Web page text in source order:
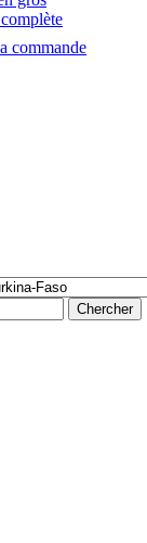
commande
Chercher